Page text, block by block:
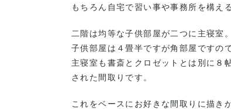
もちろん自宅で習い事や事務所を構え
二階は均等な子供部屋が二つに主寝室。
子供部屋は４畳半ですが角部屋ですの
主寝室も書斎とクロゼットとは別に８
された間取りです。
これをベースにお好きな間取りに描き